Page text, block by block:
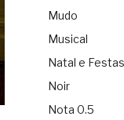
Mudo
Musical
Natal e Festas
Noir
Nota 0.5